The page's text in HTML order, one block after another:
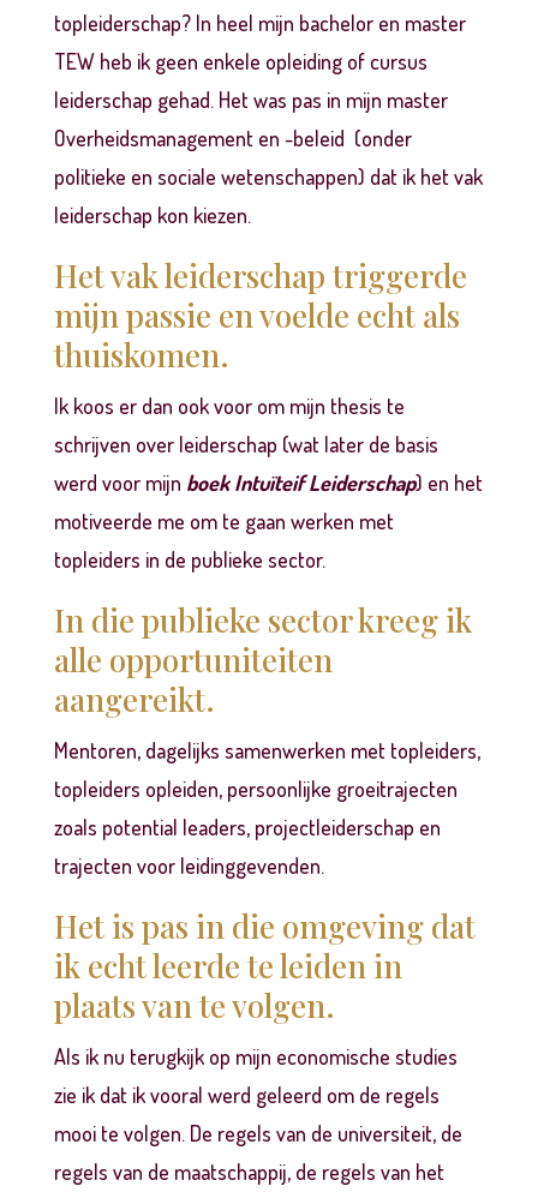
topleiderschap? In heel mijn bachelor en master
TEW heb ik geen enkele opleiding of cursus
leiderschap gehad. Het was pas in mijn master
Overheidsmanagement en -beleid (onder
politieke en sociale wetenschappen) dat ik het vak
leiderschap kon kiezen.
Het vak leiderschap triggerde
mijn passie en voelde echt als
thuiskomen.
Ik koos er dan ook voor om mijn thesis te
schrijven over leiderschap (wat later de basis
werd voor mijn boek Intuïteif Leiderschap) en het
motiveerde me om te gaan werken met
topleiders in de publieke sector.
In die publieke sector kreeg ik
alle opportuniteiten
aangereikt.
Mentoren, dagelijks samenwerken met topleiders,
topleiders opleiden, persoonlijke groeitrajecten
zoals potential leaders, projectleiderschap en
trajecten voor leidinggevenden.
Het is pas in die omgeving dat
ik echt leerde te leiden in
plaats van te volgen.
Als ik nu terugkijk op mijn economische studies
zie ik dat ik vooral werd geleerd om de regels
mooi te volgen. De regels van de universiteit, de
regels van de maatschappij, de regels van het